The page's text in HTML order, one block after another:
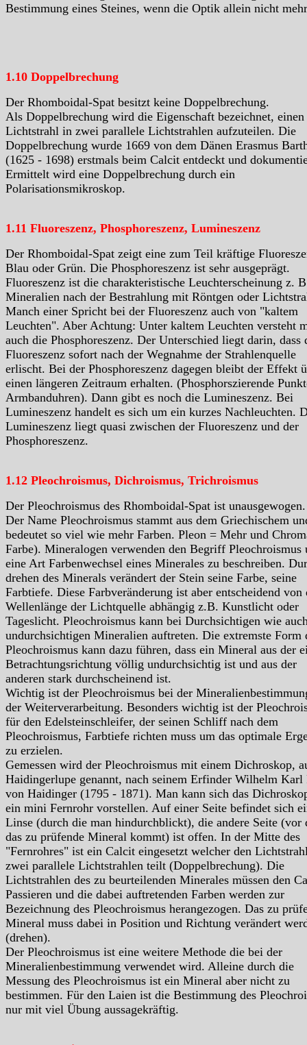
Bestimmung eines Steines, wenn die Optik allein nicht
1.10 Doppelbrechung
Der Rhomboidal-Spat besitzt keine Doppelbrechung.
Als Doppelbrechung wird die Eigenschaft bezeichnet, einen
Lichtstrahl in zwei parallele Lichtstrahlen aufzuteilen. Die
Doppelbrechung wurde 1669 von dem Dänen Erasmus
(1625 - 1698) erstmals beim Calcit entdeckt und
Ermittelt wird eine Doppelbrechung durch ein
Polarisationsmikroskop.
1.11 Fluoreszenz, Phosphoreszenz, Lumineszenz
Der Rhomboidal-Spat zeigt eine zum Teil kräftige
Blau oder Grün. Die Phosphoreszenz ist sehr ausgeprägt.
Fluoreszenz ist die charakteristische Leuchterscheinung z.
Mineralien nach der Bestrahlung mit Röntgen oder
Manch einer Spricht bei der Fluoreszenz auch von "kaltem
Leuchten". Aber Achtung: Unter kaltem Leuchten versteht
auch die Phosphoreszenz. Der Unterschied liegt darin, dass
Fluoreszenz sofort nach der Wegnahme der Strahlenquelle
erlischt. Bei der Phosphoreszenz dagegen bleibt der Effekt
einen längeren Zeitraum erhalten. (Phosphorszierende
Armbanduhren). Dann gibt es noch die Lumineszenz. Bei
Lumineszenz handelt es sich um ein kurzes Nachleuchten.
Lumineszenz liegt quasi zwischen der Fluoreszenz und der
Phosphoreszenz.
1.12 Pleochroismus, Dichroismus, Trichroismus
Der Pleochroismus des Rhomboidal-Spat ist
Der Name Pleochroismus stammt aus dem Griechischem
bedeutet so viel wie mehr Farben. Pleon = Mehr und
Farbe). Mineralogen verwenden den Begriff Pleochroismus
eine Art Farbenwechsel eines Minerales zu beschreiben.
drehen des Minerals verändert der Stein seine Farbe, seine
Farbtiefe. Diese Farbveränderung ist aber entscheidend von
Wellenlänge der Lichtquelle abhängig z.B. Kunstlicht oder
Tageslicht. Pleochroismus kann bei Durchsichtigen wie
undurchsichtigen Mineralien auftreten. Die extremste Form
Pleochroismus kann dazu führen, dass ein Mineral aus der
Betrachtungsrichtung völlig undurchsichtig ist und aus der
anderen stark durchscheinend ist.
Wichtig ist der Pleochroismus bei der
der Weiterverarbeitung. Besonders wichtig ist der
für den Edelsteinschleifer, der seinen Schliff nach dem
Pleochroismus, Farbtiefe richten muss um das optimale
zu erzielen.
Gemessen wird der Pleochroismus mit einem Dichroskop,
Haidingerlupe genannt, nach seinem Erfinder Wilhelm Karl
von Haidinger (1795 - 1871). Man kann sich das
ein mini Fernrohr vorstellen. Auf einer Seite befindet sich
Linse (durch die man hindurchblickt), die andere Seite (vor
das zu prüfende Mineral kommt) ist offen. In der Mitte des
"Fernrohres" ist ein Calcit eingesetzt welcher den
zwei parallele Lichtstrahlen teilt (Doppelbrechung). Die
Lichtstrahlen des zu beurteilenden Minerales müssen den
Passieren und die dabei auftretenden Farben werden zur
Bezeichnung des Pleochroismus herangezogen. Das zu
Mineral muss dabei in Position und Richtung verändert
(drehen).
Der Pleochroismus ist eine weitere Methode die bei der
Mineralienbestimmung verwendet wird. Alleine durch die
Messung des Pleochroismus ist ein Mineral aber nicht zu
bestimmen. Für den Laien ist die Bestimmung des
nur mit viel Übung aussagekräftig.